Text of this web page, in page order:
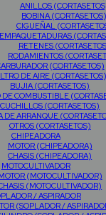
ANILLOS
BOBINA (CORTASETOS)
CIGUEÑAL
EMPAQUETADURAS
RETENES
RODAMIENTOS
(CORTASETOS)
DE AIRE (CORTASETOS)
BUJIA (CORTASETOS)
DE COMBUSTIBLE
CUCHILLOS (CORTASETOS)
DE ARRANQUE
OTROS (CORTASETOS)
CHIPEADORA
MOTOR (CHIPEADORA)
CHASIS (CHIPEADORA)
MOTOCULTIVADOR
(MOTOCULTIVADOR)
(MOTOCULTIVADOR)
/ ASPIRADOR
(SOPLADOR /